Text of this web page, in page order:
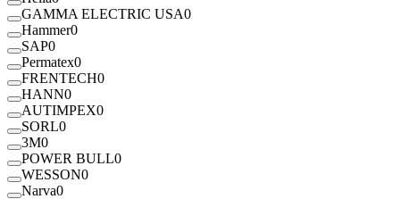
GAMMA ELECTRIC USA0
Hammer0
SAP0
Permatex0
FRENTECH0
HANN0
AUTIMPEX0
SORL0
3M0
POWER BULL0
WESSON0
Narva0